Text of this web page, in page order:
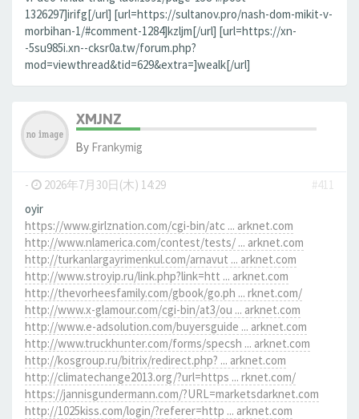
1326297]irifg[/url] [url=https://sultanov.pro/nash-dom-mikit-v-
morbihan-1/#comment-1284]kzljm[/url] [url=https://xn-
-5su985i.xn--cksr0a.tw/forum.php?
mod=viewthread&tid=629&extra=]wealk[/url]
XMJNZ
By Frankymig
- 2026年7月30日(木) 14:29
#411
oyir
https://www.girlznation.com/cgi-bin/atc ... arknet.com
http://www.nlamerica.com/contest/tests/ ... arknet.com
http://turkanlargayrimenkul.com/arnavut ... arknet.com
http://www.stroyip.ru/link.php?link=htt ... arknet.com
http://thevorheesfamily.com/gbook/go.ph ... rknet.com/
http://www.x-glamour.com/cgi-bin/at3/ou ... arknet.com
http://www.e-adsolution.com/buyersguide ... arknet.com
http://www.truckhunter.com/forms/specsh ... arknet.com
http://kosgroup.ru/bitrix/redirect.php? ... arknet.com
http://climatechange2013.org/?url=https ... rknet.com/
https://jannisgundermann.com/?URL=marketsdarknet.com
http://1025kiss.com/login/?referer=http ... arknet.com